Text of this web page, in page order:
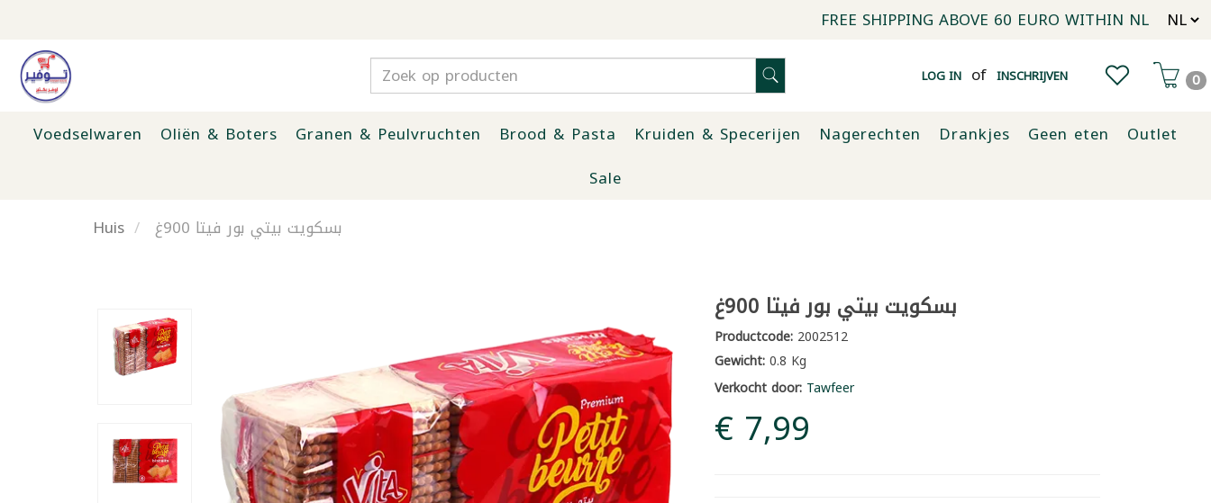
FREE SHIPPING ABOVE 60 EURO WITHIN NL
LOG IN of INSCHRIJVEN 0
Voedselwaren Oliën & Boters Granen & Peulvruchten Brood & Pasta Kruiden & Specerijen Nagerechten Drankjes Geen eten
Outlet
Sale
Huis
بسكويت بيتي بور فيتا 900غ
بسكويت بيتي بور فيتا 900غ
Productcode:2002512
Gewicht:0.8 Kg
Verkocht door: Tawfeer
€ 7,99